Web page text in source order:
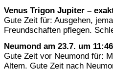
Venus Trigon Jupiter –
Gute Zeit für: Ausgehen,
Freundschaften pflegen.
Neumond am 23.7. um
Gute Zeit vor Neumond für:
Altem. Gute Zeit nach